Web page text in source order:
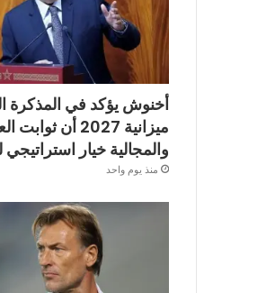
أخنوش يؤكد في المذكرة
ميزانية 2027 أن
والمجالية خيار استراتيجي
منذ يوم واحد